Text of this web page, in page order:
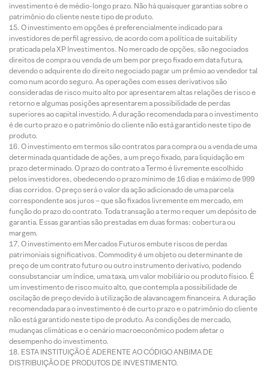
investimento é de médio-longo prazo. Não há quaisquer garantias sobre o
patrimônio do cliente neste tipo de produto.
O investimento em opções é preferencialmente indicado para
investidores de perfil agressivo, de acordo com a política de suitability
praticada pela XP Investimentos. No mercado de opções, são negociados
direitos de compra ou venda de um bem por preço fixado em data futura,
devendo o adquirente do direito negociado pagar um prêmio ao vendedor tal
como num acordo seguro. As operações com esses derivativos são
consideradas de risco muito alto por apresentarem altas relações de risco e
retorno e algumas posições apresentarem a possibilidade de perdas
superiores ao capital investido. A duração recomendada para o investimento
é de curto prazo e o patrimônio do cliente não está garantido neste tipo de
produto.
O investimento em termos são contratos para compra ou a venda de uma
determinada quantidade de ações, a um preço fixado, para liquidação em
prazo determinado. O prazo do contrato a Termo é livremente escolhido
pelos investidores, obedecendo o prazo mínimo de 16 dias e máximo de 999
dias corridos. O preço será o valor da ação adicionado de uma parcela
correspondente aos juros – que são fixados livremente em mercado, em
função do prazo do contrato. Toda transação a termo requer um depósito de
garantia. Essas garantias são prestadas em duas formas: cobertura ou
margem.
O investimento em Mercados Futuros embute riscos de perdas
patrimoniais significativos. Commodity é um objeto ou determinante de
preço de um contrato futuro ou outro instrumento derivativo, podendo
consubstanciar um índice, uma taxa, um valor mobiliário ou produto físico. É
um investimento de risco muito alto, que contempla a possibilidade de
oscilação de preço devido à utilização de alavancagem financeira. A duração
recomendada para o investimento é de curto prazo e o patrimônio do cliente
não está garantido neste tipo de produto. As condições de mercado,
mudanças climáticas e o cenário macroeconômico podem afetar o
desempenho do investimento.
ESTA INSTITUIÇÃO É ADERENTE AO CÓDIGO ANBIMA DE
DISTRIBUIÇÃO DE PRODUTOS DE INVESTIMENTO.